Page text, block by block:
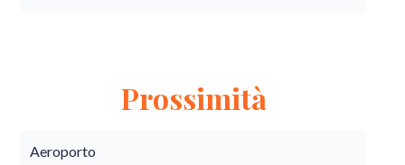
Prossimità
Aeroporto